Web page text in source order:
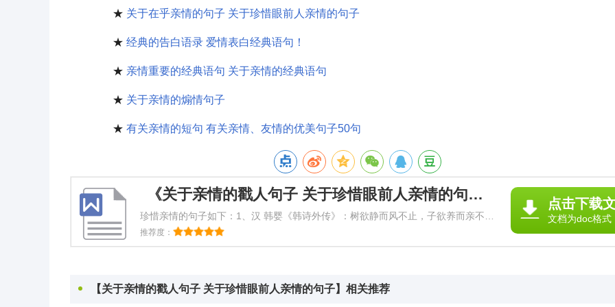
★ 关于在乎亲情的句子 关于珍惜眼前人亲情的句子
★ 经典的告白语录 爱情表白经典语句！
★ 亲情重要的经典语句 关于亲情的经典语句
★ 关于亲情的煽情句子
★ 有关亲情的短句 有关亲情、友情的优美句子50句
《关于亲情的戳人句子 关于珍惜眼前人亲情的句子》
珍惜亲情的句子如下：1、汉 韩婴《韩诗外传》：树欲静而风不止，子欲养而亲不待
也。释义：树想静下来可风却不停，子女想好好赡养父母可父母却不在了！赏析：用
于感叹子女希望尽
推荐度：
点击下载
文档为doc格式
【关于亲情的戳人句子 关于珍惜眼前人亲情的句子】相关推荐